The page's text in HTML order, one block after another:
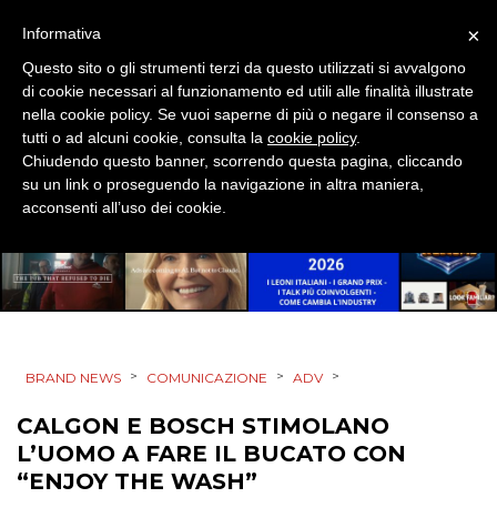
SPONSOR
DESIGN
EVENTI
PROMOZIONI
CSR
BRAND NEWS > COMUNICAZIONE > ADV >
CALGON E BOSCH STIMOLANO
L’UOMO A FARE IL BUCATO CON
“ENJOY THE WASH”
×
Informativa
Questo sito o gli strumenti terzi da questo utilizzati si avvalgono
di cookie necessari al funzionamento ed utili alle finalità illustrate
nella cookie policy. Se vuoi saperne di più o negare il consenso a
tutti o ad alcuni cookie, consulta la cookie policy.
Chiudendo questo banner, scorrendo questa pagina, cliccando
su un link o proseguendo la navigazione in altra maniera,
acconsenti all’uso dei cookie.